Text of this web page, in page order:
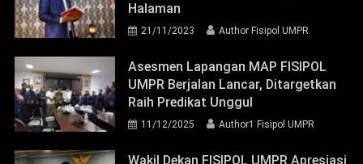
Halaman
21/11/2023 Author Fisipol UMPR
Asesmen Lapangan MAP FISIPOL
UMPR Berjalan Lancar, Ditargetkan
Raih Predikat Unggul
11/12/2025 Author1 Fisipol UMPR
Wakil Dekan FISIPOL UMPR Apresiasi